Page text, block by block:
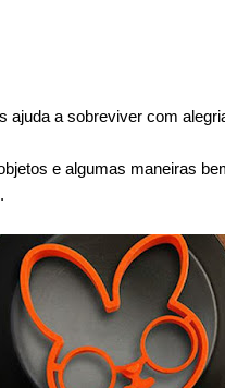
ajuda a sobreviver com
e algumas maneiras